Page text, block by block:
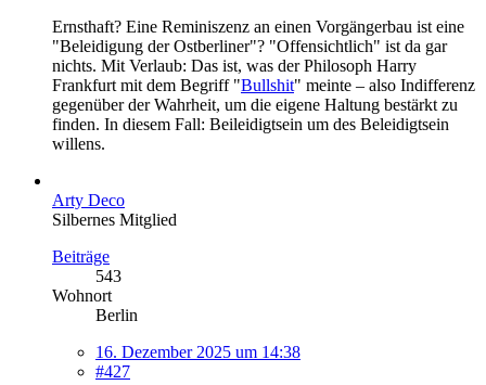
Ernsthaft? Eine Reminiszenz an einen Vorgängerbau ist eine
"Beleidigung der Ostberliner"? "Offensichtlich" ist da gar
nichts. Mit Verlaub: Das ist, was der Philosoph Harry
Frankfurt mit dem Begriff "Bullshit" meinte – also Indifferenz
gegenüber der Wahrheit, um die eigene Haltung bestärkt zu
finden. In diesem Fall: Beileidigtsein um des Beleidigtsein
willens.
Arty Deco
Silbernes Mitglied
Beiträge
543
Wohnort
Berlin
16. Dezember 2025 um 14:38
#427